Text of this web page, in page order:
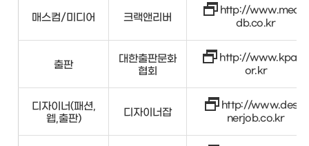
매스컴/미디어 크랙앤리버
http://www.media
db.co.kr
출판
대한출판문화
협회
http://www.kpa21.
or.kr
디자이너(패션,
웹,출판)
디자이너잡
http://www.desig
nerjob.co.kr